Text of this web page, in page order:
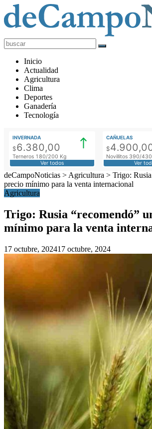
deCampoNoticias
Actualidad
Agropecuaria
Inicio
Actualidad
Agricultura
Clima
Deportes
Ganadería
Tecnología
INVERNADA
$6.380,00
Terneros 180/200 Kg
Ver todos
CAÑUELAS
$
Novillitos 390/
Ver
deCampoNoticias > Agricultura > Trigo:
precio mínimo para la venta internacional
Agricultura
Trigo: Rusia “recomendó”
mínimo para la venta
17 octubre, 202417 octubre, 2024